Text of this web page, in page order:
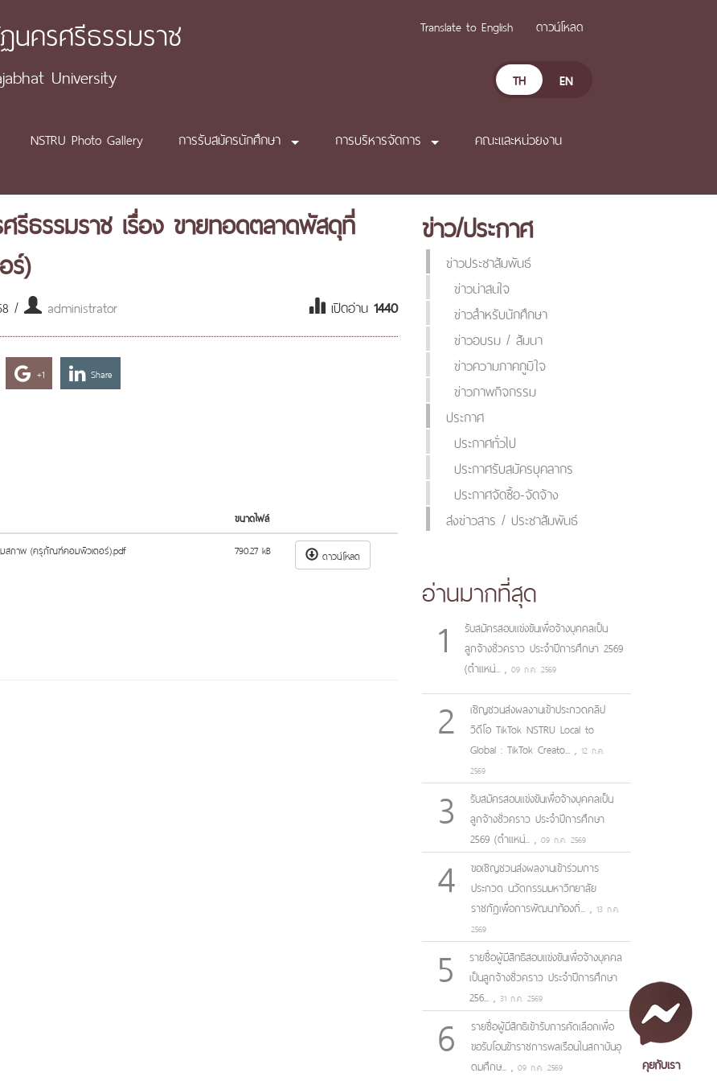
นครศรีธรรมราช
University
Translate to English ดาวน์โหลด
TH EN
NSTRU Photo Gallery การรับสมัครนักศึกษา การบริหารจัดการ
คณะและหน่วยงาน
รีธรรมราช เรื่อง ขายทอดตลาดพัสดุที่
ร์)
/ administrator เปิดอ่าน 1440
+1 Share
ขนาดไฟล์
สภาพ (ครุภัณฑ์คอมพิวเตอร์).pdf
790.27 kB ดาวน์โหลด
ข่าว/ประกาศ
ข่าวประชาสัมพันธ์
ข่าวน่าสนใจ
ข่าวสำหรับนักศึกษา
ข่าวอบรม / สัมนา
ข่าวความภาคภูมิใจ
ข่าวภาพกิจกรรม
ประกาศ
ประกาศทั่วไป
ประกาศรับสมัครบุคลากร
ประกาศจัดซื้อ-จัดจ้าง
ส่งข่าวสาร / ประชาสัมพันธ์
อ่านมากที่สุด
1
รับสมัครสอบแข่งขันเพื่อจ้างบุคคลเป็น
ลูกจ้างชั่วคราว ประจำปีการศึกษา 2569
(ตำแหน่... , 09 ก.ค. 2569
2
เชิญชวนส่งผลงานเข้าประกวดคลิป
วิดีโอ TikTok NSTRU Local to
Global : TikTok Creato... , 12 ก.ค.
2569
3
รับสมัครสอบแข่งขันเพื่อจ้างบุคคลเป็น
ลูกจ้างชั่วคราว ประจำปีการศึกษา
2569 (ตำแหน่... , 09 ก.ค. 2569
4
ขอเชิญชวนส่งผลงานเข้าร่วมการ
ประกวด นวัตกรรมมหาวิทยาลัย
ราชภัฏเพื่อการพัฒนาท้องถิ่... , 13 ก.ค.
2569
5
รายชื่อผู้มีสิทธิสอบแข่งขันเพื่อจ้างบุคคล
เป็นลูกจ้างชั่วคราว ประจำปีการศึกษา
256... , 31 ก.ค. 2569
6
รายชื่อผู้มีสิทธิเข้ารับการคัดเลือกเพื่อ
ขอรับโอนข้าราชการพลเรือนในสถาบันอุ
ดมศึกษ... , 09 ก.ค. 2569 คุยกับเรา